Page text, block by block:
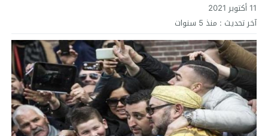
11 أكتوبر 2021
آخر تحديث : منذ 5 سنوات